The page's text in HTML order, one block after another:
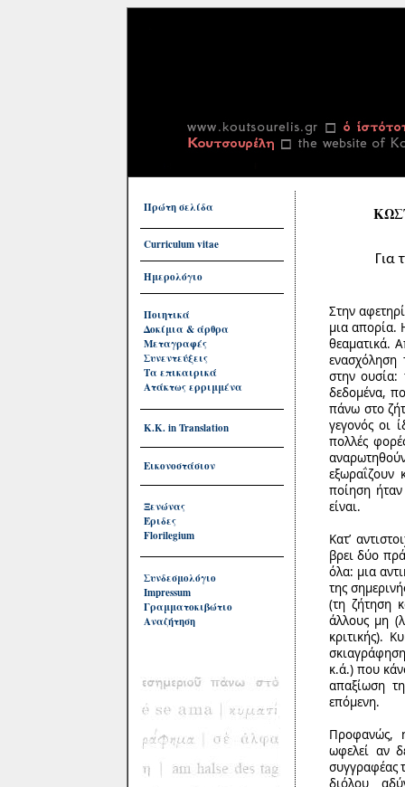
Πρώτη σελίδα
Curriculum vitae
Ημερολόγιο
Ποιητικά
Δοκίμια & άρθρα
Μεταγραφές
Συνεντεύξεις
Τα επικαιρικά
Ατάκτως ερριμμένα
Κ.Κ. in Translation
Εικονοστάσιον
Ξενώνας
Έριδες
Florilegium
Συνδεσμολόγιο
Impressum
Γραμματοκιβώτιο
Αναζήτηση
Για
Στην
μια απορία.
θεαματικά.
ενασχόληση
στην ουσία:
δεδομένα,
πάνω στο
γεγονός οι
πολλές
εξωραΐζουν
ποίηση
είναι.
Κατ’
βρει δύο
όλα: μια
της
(τη ζήτηση
άλλους μη
κριτικής).
κ.ά.) που
απαξίωση
επόμενη.
Προφανώς,
ωφελεί αν
συγγραφέας
διόλου